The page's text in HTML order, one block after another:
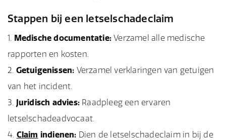
Stappen bij een letselschadeclaim
Medische documentatie: Verzamel alle medische
rapporten en kosten.
Getuigenissen: Verzamel verklaringen van getuigen
van het incident.
Juridisch advies: Raadpleeg een ervaren
letselschadeadvocaat.
Claim indienen: Dien de letselschadeclaim in bij de